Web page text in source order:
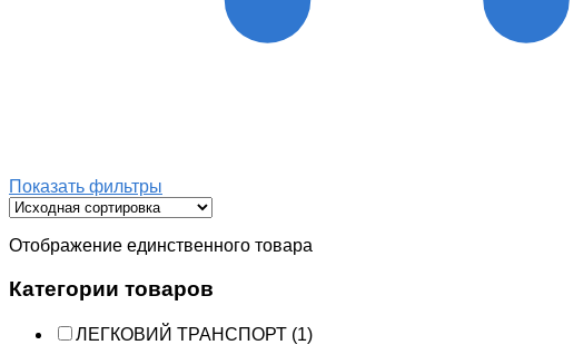
Показать фильтры
Отображение единственного товара
Категории товаров
ЛЕГКОВИЙ ТРАНСПОРТ (1)